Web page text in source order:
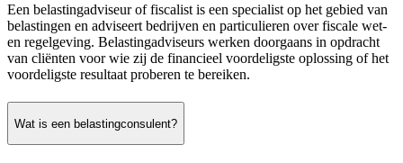
Een belastingadviseur of fiscalist is een specialist op het gebied van
belastingen en adviseert bedrijven en particulieren over fiscale wet-
en regelgeving. Belastingadviseurs werken doorgaans in opdracht
van cliënten voor wie zij de financieel voordeligste oplossing of het
voordeligste resultaat proberen te bereiken.
Wat is een belastingconsulent?